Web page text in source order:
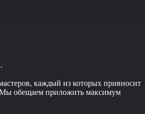
каждый из которых привносит
Мы обещаем приложить максимум